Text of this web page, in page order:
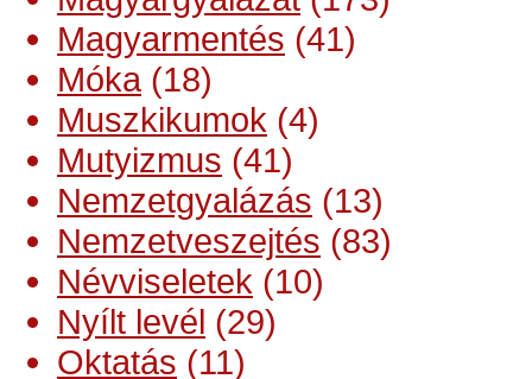
Magyarmentés (41)
Móka (18)
Muszkikumok (4)
Mutyizmus (41)
Nemzetgyalázás (13)
Nemzetveszejtés (83)
Névviseletek (10)
Nyílt levél (29)
Oktatás (11)